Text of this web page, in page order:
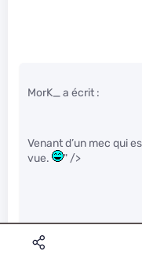
MorK_ a écrit :
Venant d’un mec qui
vue.
" />
Il y a de la rébellion
non au gars qui va